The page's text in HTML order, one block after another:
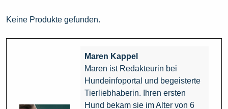
Keine Produkte gefunden.
Maren Kappel
Maren ist Redakteurin bei
Hundeinfoportal und begeisterte
Tierliebhaberin. Ihren ersten
Hund bekam sie im Alter von 6